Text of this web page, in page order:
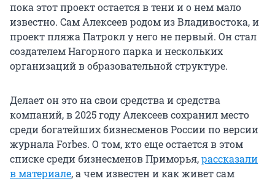
пока этот проект остается в тени и о нем мало
известно. Сам Алексеев родом из Владивостока, и
проект пляжа Патрокл у него не первый. Он стал
создателем Нагорного парка и нескольких
организаций в образовательной структуре.
Делает он это на свои средства и средства
компаний, в 2025 году Алексеев сохранил место
среди богатейших бизнесменов России по версии
журнала Forbes. О том, кто еще остается в этом
списке среди бизнесменов Приморья,рассказали
в материале, а чем известен и как живет сам